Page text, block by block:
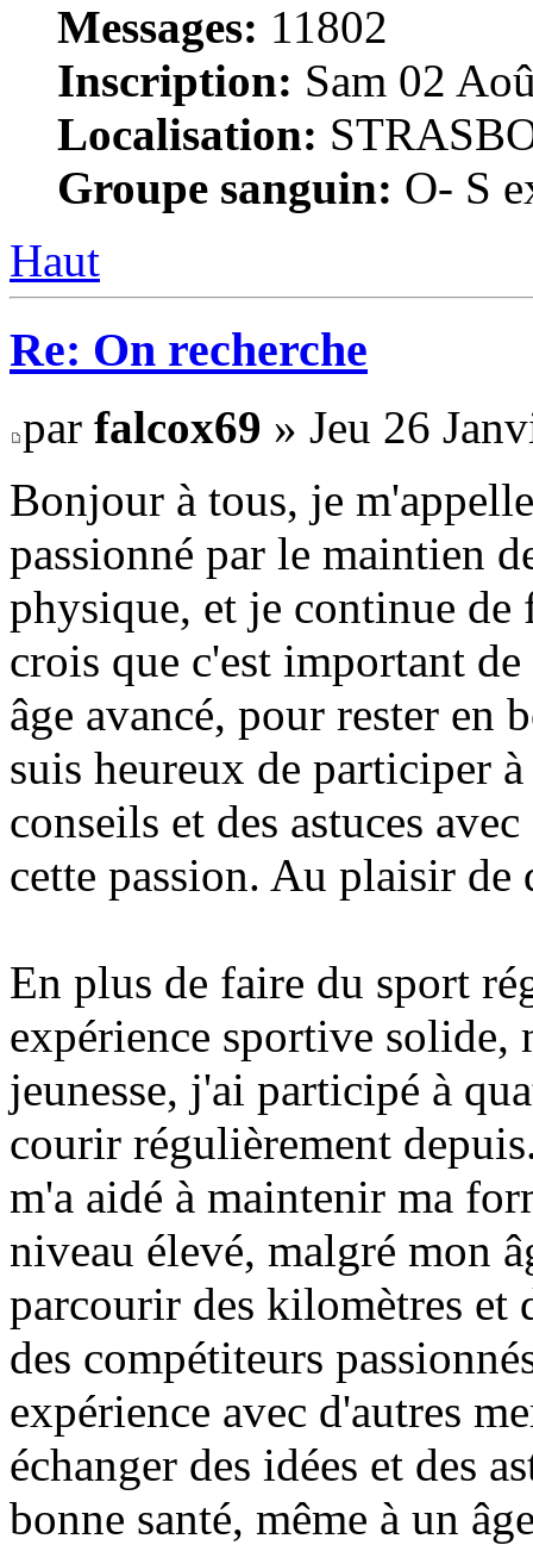
Messages: 11802
Inscription: Sam 02
Localisation:
Groupe sanguin: O- S
Haut
Re: On recherche
par falcox69 » Jeu 26
Bonjour à tous, je
passionné par le maintien
physique, et je continue de
crois que c'est important
âge avancé, pour rester en
suis heureux de participer
conseils et des astuces
cette passion. Au plaisir de
En plus de faire du sport
expérience sportive solide,
jeunesse, j'ai participé à
courir régulièrement
m'a aidé à maintenir ma
niveau élevé, malgré mon
parcourir des kilomètres et
des compétiteurs
expérience avec d'autres
échanger des idées et des
bonne santé, même à un